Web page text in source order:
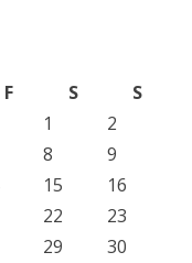
F S
S
1
2
8
9
15
16
22
23
29
30